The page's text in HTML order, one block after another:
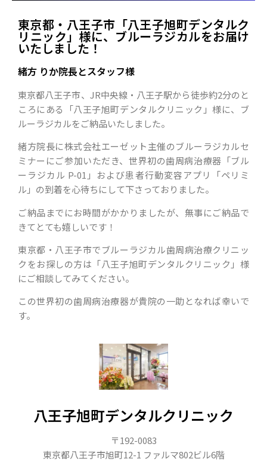
東京都・八王子市「八王子旭町デンタルク
リニック」様に、ブルーラジカルをお届け
いたしました！
緒方 りか院長とスタッフ様
東京都八王子市、JR中央線・八王子駅から徒歩約2分のと
ころにある「八王子旭町デンタルクリニック」様に、ブ
ルーラジカルをご納品いたしました。
緒方院長に株式会社エーゼット主催のブルーラジカルセ
ミナーにご参加いただき、世界初の歯周病治療器「ブル
ーラジカル P-01」および患者行動変容アプリ「ペリミ
ル」の到着を心待ちにして下さっておりました。
ご納品までにお時間がかかりましたが、無事にご納品で
きてとても嬉しいです！
東京都・八王子市でブルーラジカル歯周病治療クリニッ
クをお探しの方は「八王子旭町デンタルクリニック」様
にご相談してみてください。
この世界初の歯周病治療器が貴院の一助となれば幸いで
す。
八王子旭町デンタルクリニック
〒192-0083
東京都八王子市旭町12-1 ファルマ802ビル6階